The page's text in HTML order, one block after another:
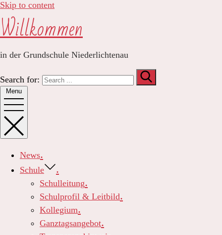
Skip to content
Willkommen
in der Grundschule Niederlichtenau
Search for:
Menu
News
Schule
Schulleitung
Schulprofil & Leitbild
Kollegium
Ganztagsangebot